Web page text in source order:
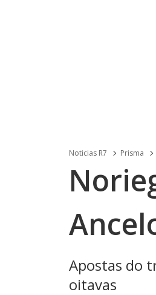
Noticias R7 Prisma
Apostas do
oitavas